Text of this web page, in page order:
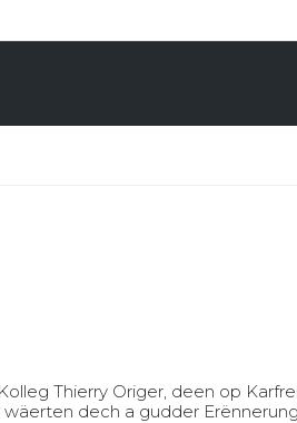
Thierry Origer, deen op
dech a gudder